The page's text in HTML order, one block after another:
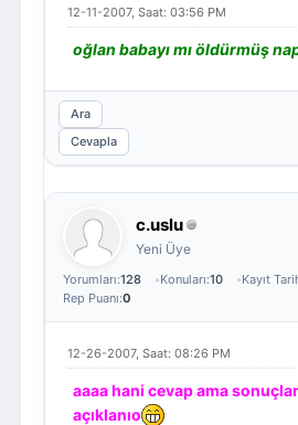
12-11-2007, Saat: 03:56 PM
oğlan babayı mı öldürmüş
Ara
Cevapla
c.uslu
Yeni Üye
Yorumları:128 Konuları:10 Kayıt
Rep Puanı:0
12-26-2007, Saat: 08:26 PM
aaaa hani cevap ama
açıklanıo